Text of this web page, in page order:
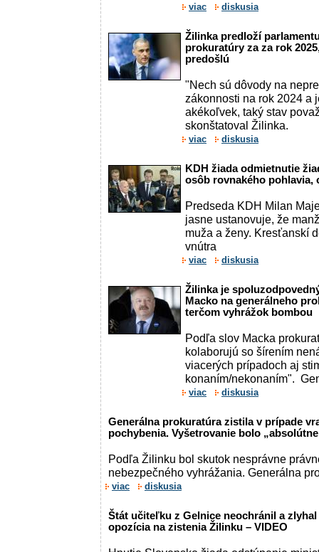
viac diskusia
Žilinka predloží
prokuratúry za za rok
predošlú
"Nech sú dôvody na
zákonnosti na rok 2024 a
akékoľvek, taký stav
skonštatoval Žilinka.
viac diskusia
KDH žiada odmietnutie
osôb rovnakého pohlavia,
Predseda KDH Milan
jasne ustanovuje, že
muža a ženy. Kresťanskí
vnútra
viac diskusia
Žilinka je
Macko na generálneho
terčom vyhrážok bombou
Podľa slov Macka
kolaborujú so šírením
viacerých prípadoch aj
konaním/nekonaním".
viac diskusia
Generálna prokuratúra zistila v prípade
pochybenia. Vyšetrovanie bolo
Podľa Žilinku bol skutok nesprávne
nebezpečného vyhrážania. Generálna
viac diskusia
Štát učiteľku z Gelnice neochránil a
opozícia na zistenia Žilinku – VIDEO